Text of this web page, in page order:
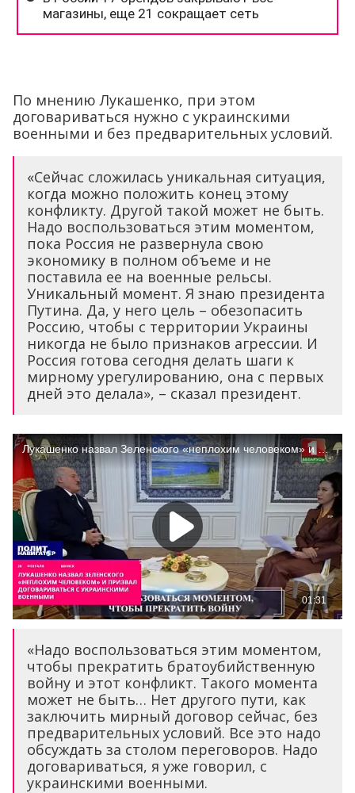
По мнению Лукашенко, при этом
договариваться нужно с украинскими
военными и без предварительных условий.
«Сейчас сложилась уникальная ситуация,
когда можно положить конец этому
конфликту. Другой такой может не быть.
Надо воспользоваться этим моментом,
пока Россия не развернула свою
экономику в полном объеме и не
поставила ее на военные рельсы.
Уникальный момент. Я знаю президента
Путина. Да, у него цель – обезопасить
Россию, чтобы с территории Украины
никогда не было признаков агрессии. И
Россия готова сегодня делать шаги к
мирному урегулированию, она с первых
дней это делала», – сказал президент.
«Надо воспользоваться этим моментом,
чтобы прекратить братоубийственную
войну и этот конфликт. Такого момента
может не быть… Нет другого пути, как
заключить мирный договор сейчас, без
предварительных условий. Все это надо
обсуждать за столом переговоров. Надо
договариваться, я уже говорил, с
украинскими военными.